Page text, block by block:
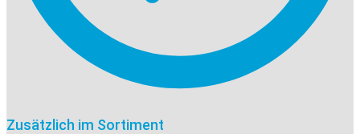
Zusätzlich im Sortiment